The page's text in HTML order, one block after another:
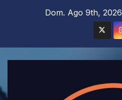
Dom. Ago 9th, 2026